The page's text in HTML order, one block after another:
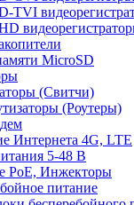
TVI
MicroSD
(Свитчи)
(Роутеры)
Интернета 4G, LTE
5-48 В
PoE, Инжекторы
питание